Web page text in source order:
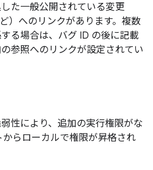
た一般公開されている変更
）へのリンクがあります。複数
る場合は、バグ ID の後に記載
参照へのリンクが設定されてい
性により、追加の実行権限がな
からローカルで権限が昇格され